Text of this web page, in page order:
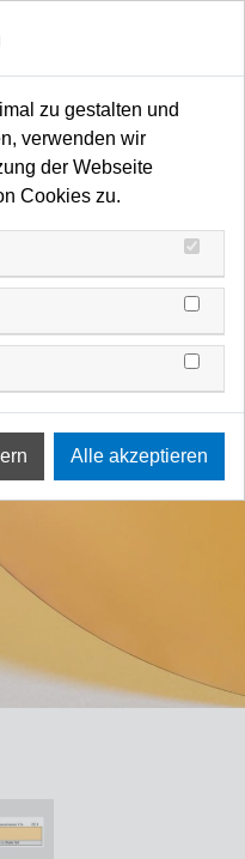
und Zuschnitte Gelb-Bereich
zu gestalten und
verwenden wir
der Webseite
Cookies zu.